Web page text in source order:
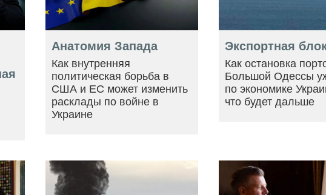
Анатомия Запада
Как внутренняя
политическая борьба в
США и ЕС может изменить
расклады по войне в
Украине
Экспортная
Как остановка
Большой Одессы
по экономике
что будет дальше